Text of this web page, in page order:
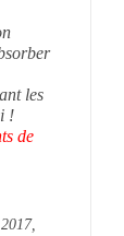
les
!
de